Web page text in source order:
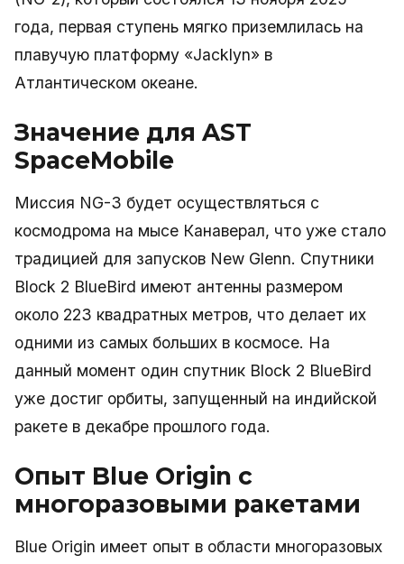
года, первая ступень мягко приземлилась на
плавучую платформу «Jacklyn» в
Атлантическом океане.
Значение для AST
SpaceMobile
Миссия NG-3 будет осуществляться с
космодрома на мысе Канаверал, что уже стало
традицией для запусков New Glenn. Спутники
Block 2 BlueBird имеют антенны размером
около 223 квадратных метров, что делает их
одними из самых больших в космосе. На
данный момент один спутник Block 2 BlueBird
уже достиг орбиты, запущенный на индийской
ракете в декабре прошлого года.
Опыт Blue Origin с
многоразовыми ракетами
Blue Origin имеет опыт в области многоразовых